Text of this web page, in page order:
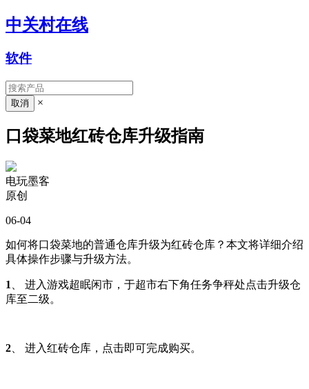
中关村在线
软件
×
口袋菜地红砖仓库升级指南
电玩墨客
原创
06-04
如何将口袋菜地的普通仓库升级为红砖仓库？本文将详细介绍
具体操作步骤与升级方法。
1
、 进入游戏超眠闲市，于超市右下角任务争秤处点击升级仓
库至二级。
2 、 进入红砖仓库，点击即可完成购买。